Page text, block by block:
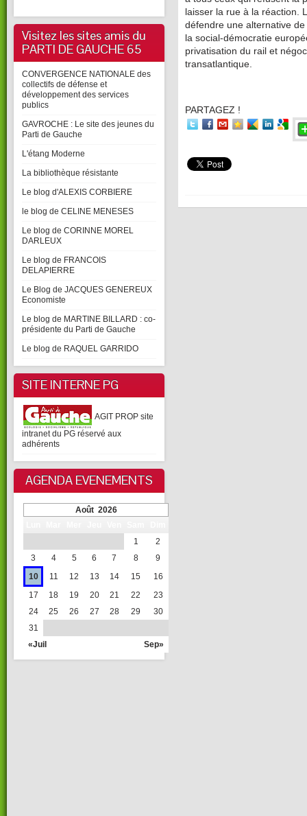
Visitez les sites amis du
PARTI DE GAUCHE 65
CONVERGENCE NATIONALE des
collectifs de défense et
développement des services
publics
GAVROCHE : Le site des jeunes du
Parti de Gauche
L'étang Moderne
La bibliothèque résistante
Le blog d'ALEXIS CORBIERE
le blog de CELINE MENESES
Le blog de CORINNE MOREL
DARLEUX
Le blog de FRANCOIS
DELAPIERRE
Le Blog de JACQUES GENEREUX
Economiste
Le blog de MARTINE BILLARD : co-
présidente du Parti de Gauche
Le blog de RAQUEL GARRIDO
SITE INTERNE PG
AGIT PROP site
intranet du PG réservé aux
adhérents
AGENDA EVENEMENTS
Août 2026
«Juil Sep»
1
2
3
4 5 6 7 8
9
10
11 12 13 14 15
16
17
18 19 20 21 22
23
24
25 26 27 28 29
30
31
laisser la rue à la réaction.
défendre une alternative
la social-démocratie
privatisation du rail et
transatlantique.
PARTAGEZ !